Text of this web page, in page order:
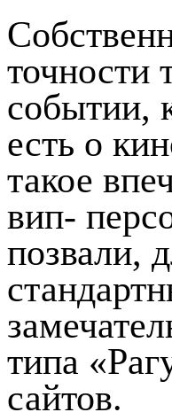
точности
событии,
есть о
такое
вип-
позвали,
типа
сайтов.